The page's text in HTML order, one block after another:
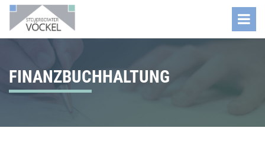
FINANZBUCHHALTUNG